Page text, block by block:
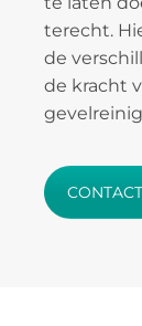
terecht.
de
de kracht